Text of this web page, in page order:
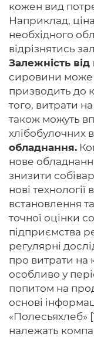
кожен вид
Наприклад,
необхідного
відрізнятись
Залежність
сировини може
призводить до
того, витрати
також можуть
хлібобулочних
обладнання.
нове
знизити
нові
встановлення
точної оцінки
підприємства
регулярні
про витрати на
особливо у
попитом на
основі
«Полесьяхлеб»
належать